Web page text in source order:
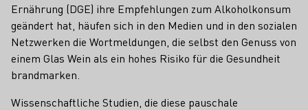
Ernährung (DGE) ihre Empfehlungen zum Alkoholkonsum
geändert hat, häufen sich in den Medien und in den sozialen
Netzwerken die Wortmeldungen, die selbst den Genuss von
einem Glas Wein als ein hohes Risiko für die Gesundheit
brandmarken.
Wissenschaftliche Studien, die diese pauschale